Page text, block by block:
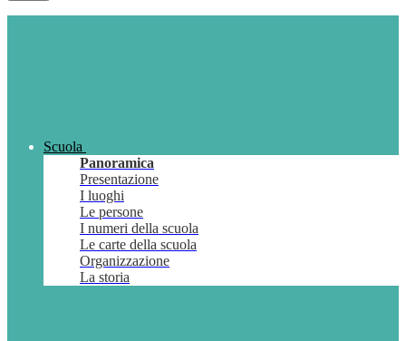
Scuola
Panoramica
Presentazione
I luoghi
Le persone
I numeri della scuola
Le carte della scuola
Organizzazione
La storia